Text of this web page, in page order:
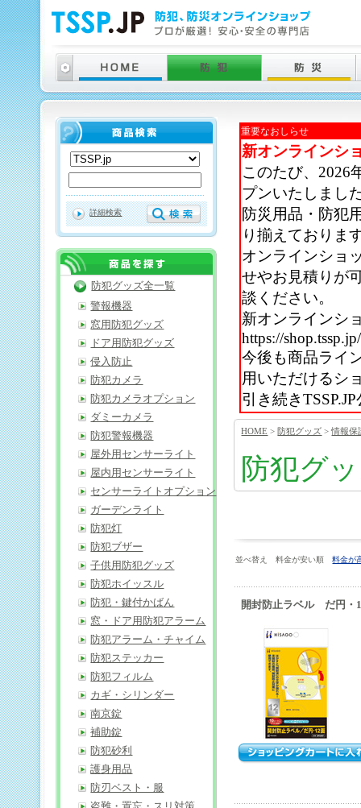
重要なおしらせ
新オンラインシ
このたび、2026
プンいたしまし
防災用品・防犯
り揃えておりま
オンラインショ
せやお見積りが
談ください。
新オンラインシ
https://shop.tssp.jp/
今後も商品ライ
用いただけるシ
引き続き
HOME >防犯グッズ >情報保
防犯グ
並べ替え 料金が安い順料金が
開封防止ラベル だ円
詳細検索
防犯グッズ全一覧
警報機器
窓用防犯グッズ
ドア用防犯グッズ
侵入防止
防犯カメラ
防犯カメラオプション
ダミーカメラ
防犯警報機器
屋外用センサーライト
屋内用センサーライト
センサーライトオプション
ガーデンライト
防犯灯
防犯ブザー
子供用防犯グッズ
防犯ホイッスル
防犯・鍵付かばん
窓・ドア用防犯アラーム
防犯アラーム・チャイム
防犯ステッカー
防犯フィルム
カギ・シリンダー
南京錠
補助錠
防犯砂利
護身用品
防刃ベスト・服